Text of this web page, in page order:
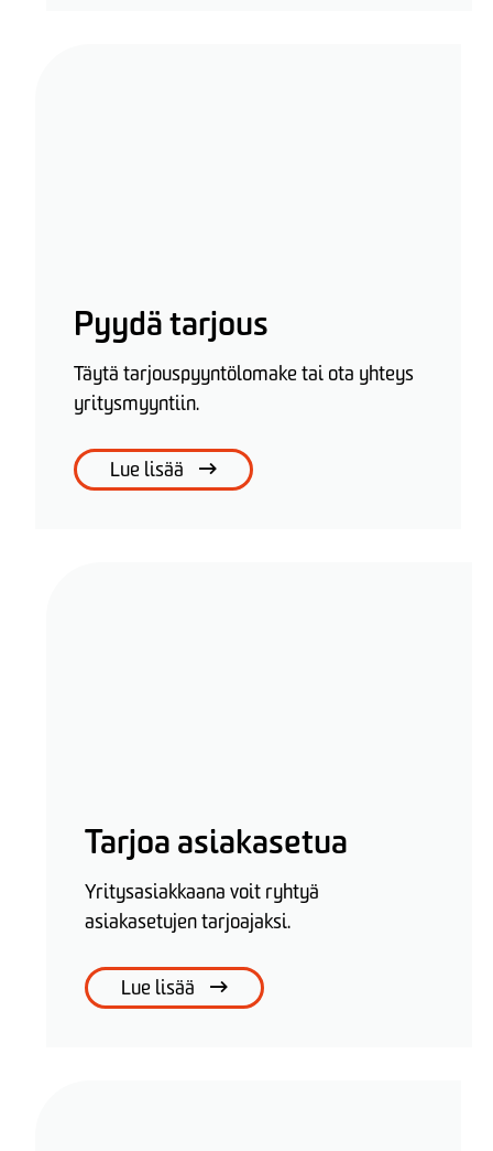
Pyydä tarjous
Täytä tarjouspyyntölomake tai ota yhteys
yritysmyyntiin.
Lue lisää
Tarjoa asiakasetua
Yritysasiakkaana voit ryhtyä
asiakasetujen tarjoajaksi.
Lue lisää